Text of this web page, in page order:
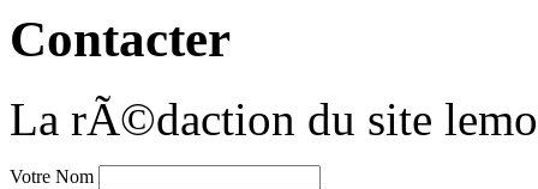
Contacter
La rÃ©daction du site
Votre Nom